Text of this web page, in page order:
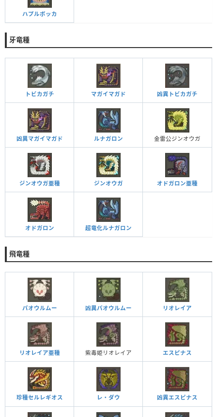
ハプルボッカ
牙竜種
トビカガチ マガイマガド 凶異トビカガチ
凶異マガイマガド ルナガロン 金雷公ジンオウガ
ジンオウガ亜種 ジンオウガ オドガロン亜種
オドガロン 超竜化ルナガロン
飛竜種
パオウルムー 凶異パオウルムー リオレイア
リオレイア亜種 紫毒姫リオレイア エスピナス
珍種セルレギオス レ・ダウ 凶異エスピナス